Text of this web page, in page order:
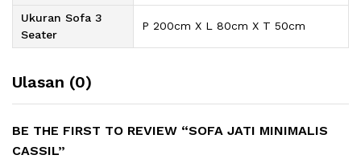
Ukuran Sofa 3
Seater
P 200cm X L 80cm X T 50cm
Ulasan (0)
BE THE FIRST TO REVIEW “SOFA JATI MINIMALIS
CASSIL”